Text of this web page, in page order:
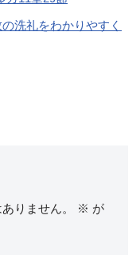
洗礼をわかりやすく
りません。 ※ が